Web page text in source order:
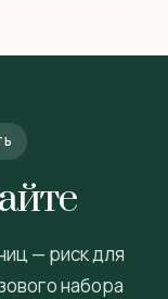
— риск для
набора